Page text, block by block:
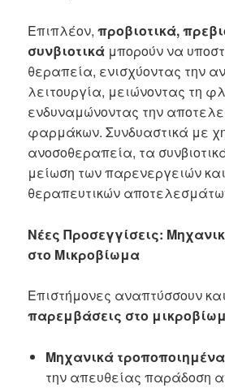
Επιπλέον,προβιοτικά,
συνβιοτικά μπορούν να
θεραπεία, ενισχύοντας την
λειτουργία, μειώνοντας τη
ενδυναμώνοντας την
φαρμάκων. Συνδυαστικά με
ανοσοθεραπεία, τα
μείωση των παρενεργειών
θεραπευτικών
Νέες Προσεγγίσεις:
στο Μικροβίωμα
Επιστήμονες αναπτύσσουν και
παρεμβάσεις στο
Μηχανικά
την απευθείας παράδοση